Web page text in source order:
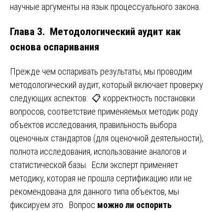
научные аргументы на язык процессуального закона.
Глава 3. Методологический аудит как
основа оспаривания
Прежде чем оспаривать результаты, мы проводим
методологический аудит, который включает проверку
следующих аспектов: 📋 корректность постановки
вопросов, соответствие применяемых методик роду
объектов исследования, правильность выбора
оценочных стандартов (для оценочной деятельности),
полнота исследования, использование аналогов и
статистической базы. Если эксперт применяет
методику, которая не прошла сертификацию или не
рекомендована для данного типа объектов, мы
фиксируем это. Вопрос можно ли оспорить